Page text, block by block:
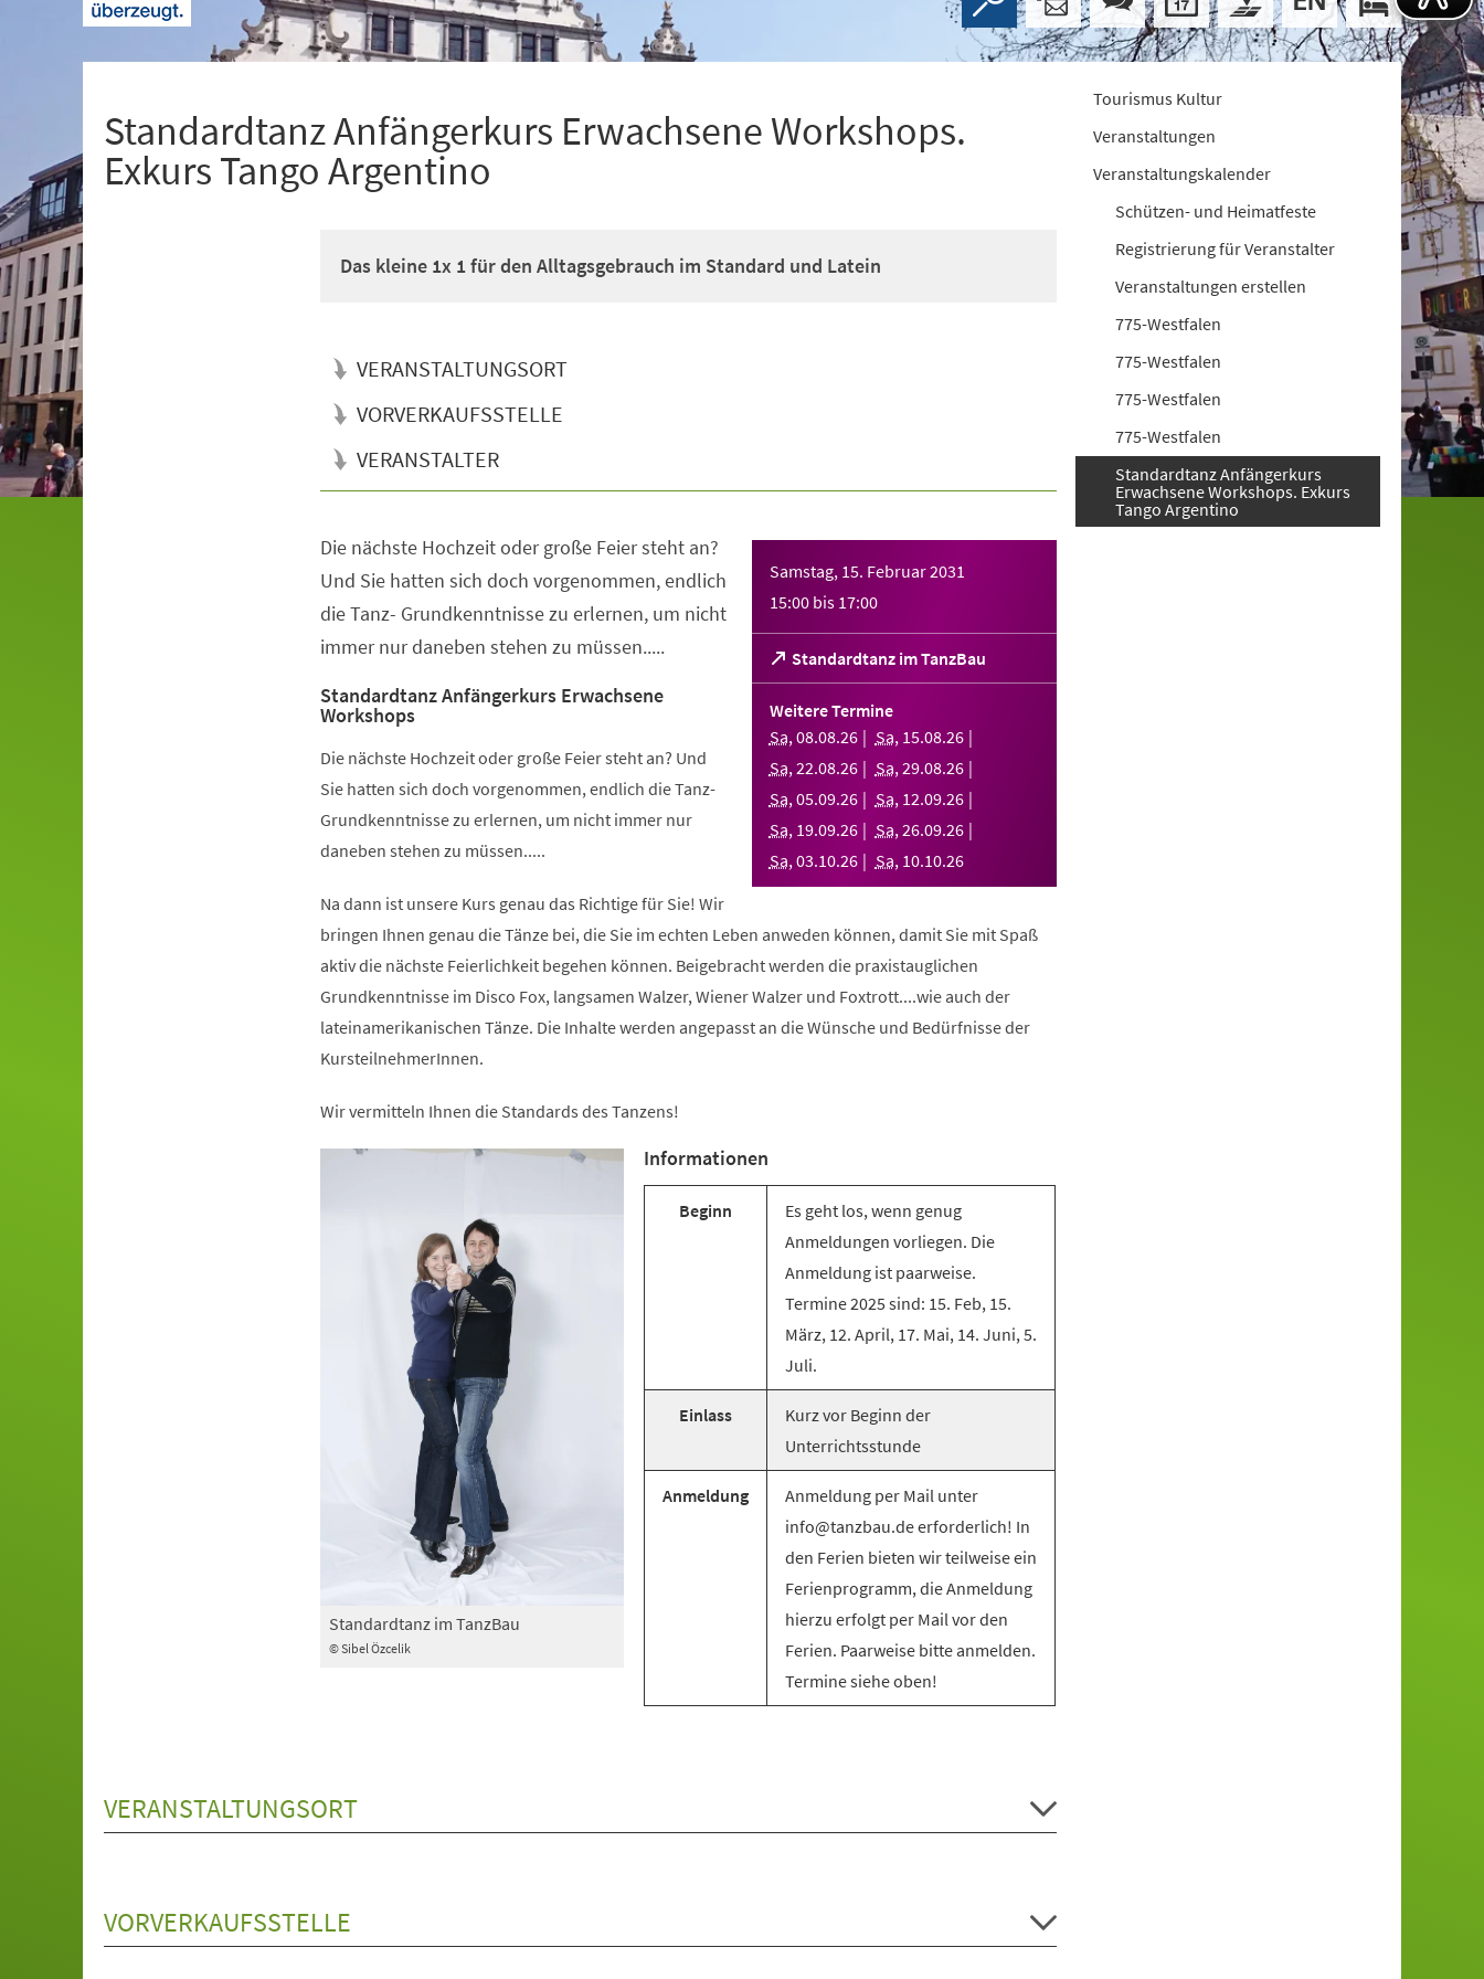
Standardtanz Anfängerkurs Erwachsene Workshops.
Exkurs Tango Argentino
Das kleine 1x 1 für den Alltagsgebrauch im Standard und Latein
VERANSTALTUNGSORT
VORVERKAUFSSTELLE
VERANSTALTER
Samstag, 15. Februar 2031
15:00 bis 17:00
Standardtanz im TanzBau
(Öffnet
in
einem
Tab)
Weitere Termine
Sa,08.08.26 Sa, 15.08.26
Sa,22.08.26 Sa,29.08.26
Sa,05.09.26 Sa, 12.09.26
Sa, 19.09.26 Sa,26.09.26
Sa,03.10.26 Sa, 10.10.26
Die nächste Hochzeit oder große Feier steht an?
Und Sie hatten sich doch vorgenommen, endlich
die Tanz- Grundkenntnisse zu erlernen, um nicht
immer nur daneben stehen zu müssen.....
Standardtanz Anfängerkurs Erwachsene
Workshops
Die nächste Hochzeit oder große Feier steht an? Und
Sie hatten sich doch vorgenommen, endlich die Tanz-
Grundkenntnisse zu erlernen, um nicht immer nur
daneben stehen zu müssen.....
Na dann ist unsere Kurs genau das Richtige für Sie! Wir
bringen Ihnen genau die Tänze bei, die Sie im echten Leben anweden können, damit Sie mit Spaß
aktiv die nächste Feierlichkeit begehen können. Beigebracht werden die praxistauglichen
Grundkenntnisse im Disco Fox, langsamen Walzer, Wiener Walzer und Foxtrott....wie auch der
lateinamerikanischen Tänze. Die Inhalte werden angepasst an die Wünsche und Bedürfnisse der
KursteilnehmerInnen.
Wir vermitteln Ihnen die Standards des Tanzens!
© Sibel Özcelik
Standardtanz im TanzBau
Informationen
Beginn
Es geht los, wenn genug
Anmeldungen vorliegen. Die
Anmeldung ist paarweise.
Termine 2025 sind: 15. Feb, 15.
März, 12. April, 17. Mai, 14. Juni, 5.
Juli.
Einlass
Kurz vor Beginn der
Unterrichtsstunde
Anmeldung
Anmeldung per Mail unter
info@tanzbau.de erforderlich! In
den Ferien bieten wir teilweise ein
Ferienprogramm, die Anmeldung
hierzu erfolgt per Mail vor den
Ferien. Paarweise bitte anmelden.
Termine siehe oben!
VERANSTALTUNGSORT
VORVERKAUFSSTELLE
Tourismus Kultur
Veranstaltungen
Veranstaltungskalender
Schützen- und Heimatfeste
Registrierung für Veranstalter
Veranstaltungen erstellen
775-Westfalen
775-Westfalen
775-Westfalen
775-Westfalen
Standardtanz Anfängerkurs
Erwachsene Workshops. Exkurs
Tango Argentino